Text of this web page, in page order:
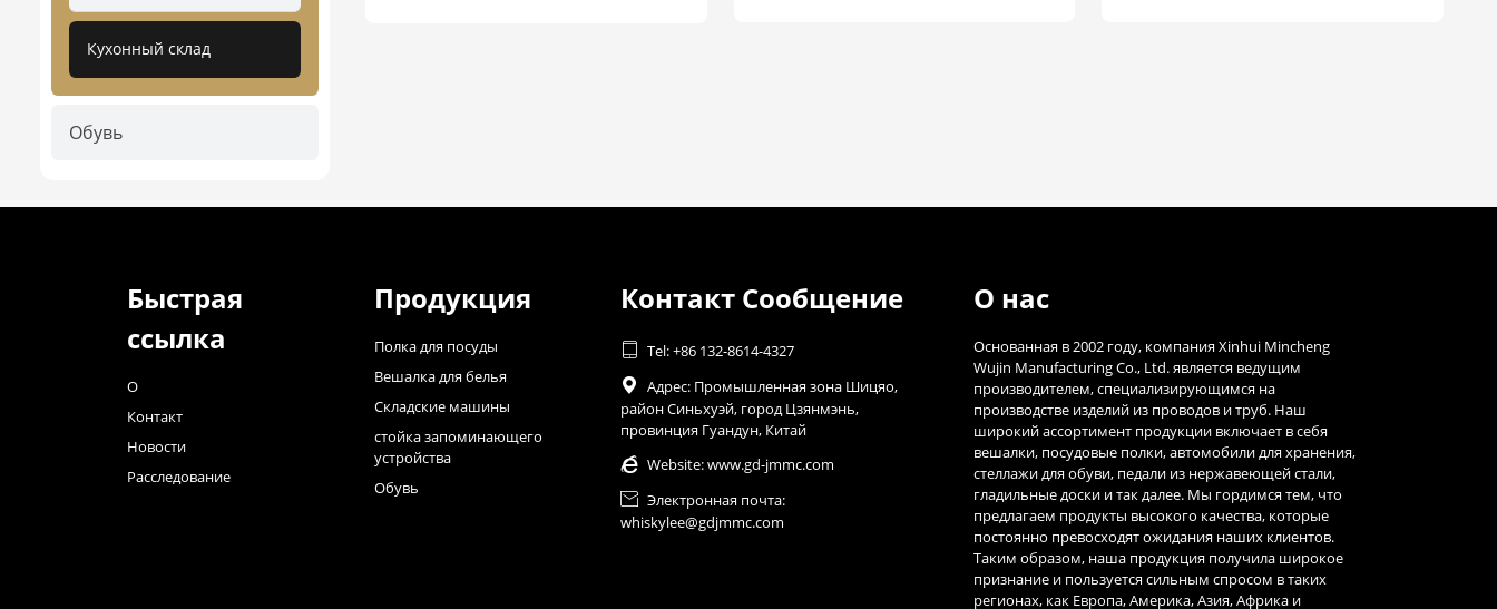
Кухонный склад
Обувь
Быстрая
ссылка
О
Контакт
Новости
Расследование
Продукция
Полка для посуды
Вешалка для белья
Складские машины
стойка запоминающего
устройства
Обувь
Контакт Сообщение
 Tel: +86 132-8614-4327

Адрес: Промышленная зона Шицяо,
район Синьхуэй, город Цзянмэнь,
провинция Гуандун, Китай
 Website:www.gd-jmmc.com
 Электронная почта:
whiskylee@gdjmmc.com
О нас
Основанная в 2002 году, компания Xinhui Mincheng
Wujin Manufacturing Co., Ltd. является ведущим
производителем, специализирующимся на
производстве изделий из проводов и труб. Наш
широкий ассортимент продукции включает в себя
вешалки, посудовые полки, автомобили для хранения,
стеллажи для обуви, педали из нержавеющей стали,
гладильные доски и так далее. Мы гордимся тем, что
предлагаем продукты высокого качества, которые
постоянно превосходят ожидания наших клиентов.
Таким образом, наша продукция получила широкое
признание и пользуется сильным спросом в таких
регионах, как Европа, Америка, Азия, Африка и